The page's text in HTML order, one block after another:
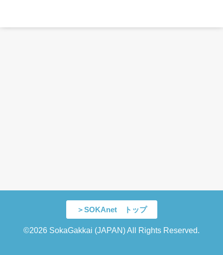
＞SOKAnet トップ
©2026 SokaGakkai (JAPAN) All Rights Reserved.